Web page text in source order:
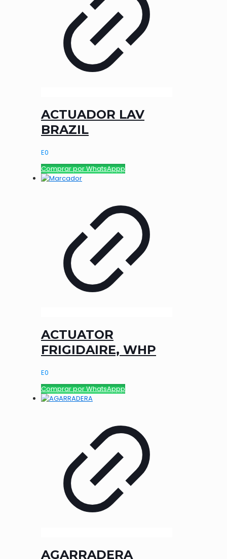
ACTUADOR LAV
BRAZIL
E0
Comprar por WhatsAppp
ACTUATOR
FRIGIDAIRE, WHP
E0
Comprar por WhatsAppp
AGARRADERA